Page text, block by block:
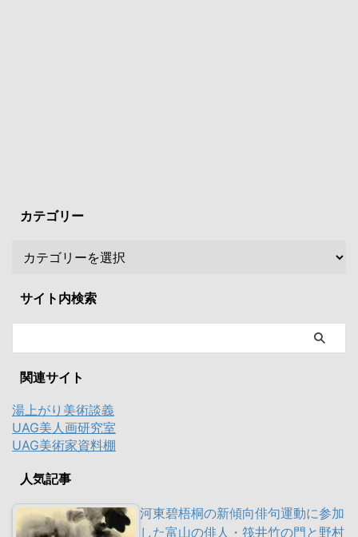
カテゴリー
サイト内検索
関連サイト
湯上がり美術談義
UAG美人画研究室
UAG美術家資料棚
人気記事
河東碧梧桐の新傾向俳句運動に参加
した富山の俳人・筏井竹の門と野村